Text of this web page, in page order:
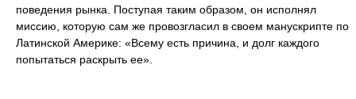
поведения рынка. Поступая таким образом, он исполнял
миссию, которую сам же провозгласил в своем манускрипте по
Латинской Америке: «Всему есть причина, и долг каждого
попытаться раскрыть ее».